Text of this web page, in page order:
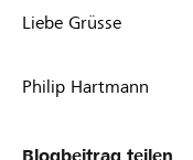
Liebe Grüsse
Philip Hartmann